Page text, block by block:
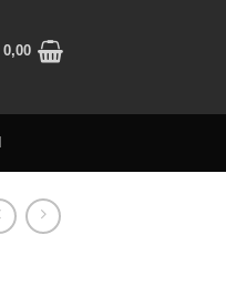
0,00